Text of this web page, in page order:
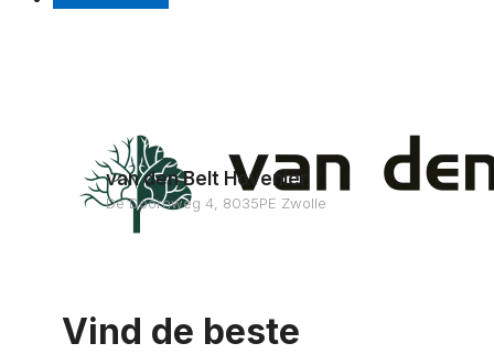
van den Belt Hovenier
De Doornweg 4, 8035PE Zwolle
Vind de beste